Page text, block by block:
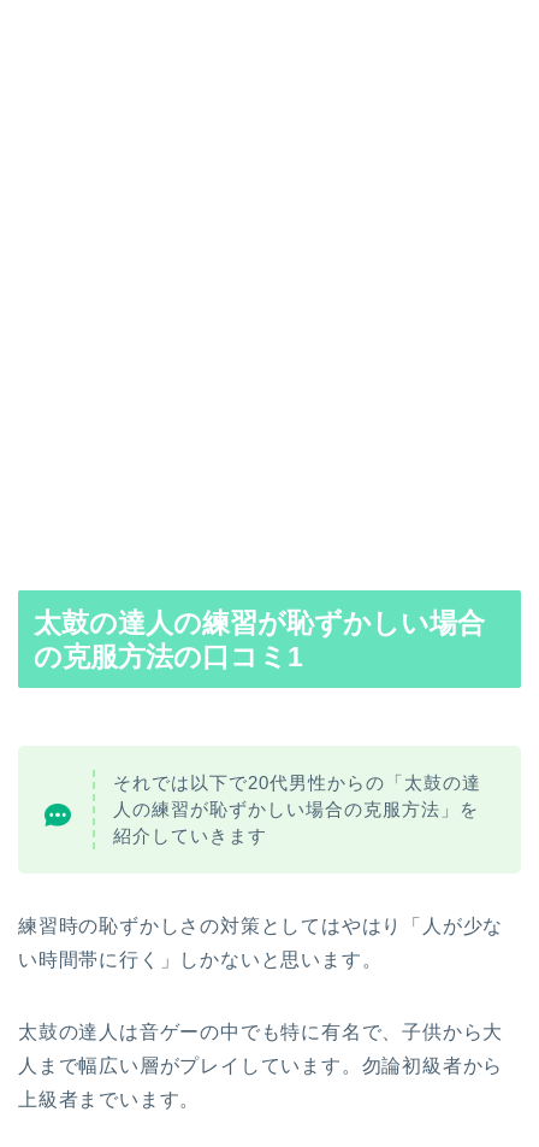
太鼓の達人の練習が恥ずかしい場合
の克服方法の口コミ1
それでは以下で20代男性からの「太鼓の達
人の練習が恥ずかしい場合の克服方法」を
紹介していきます
練習時の恥ずかしさの対策としてはやはり「人が少な
い時間帯に行く」しかないと思います。
太鼓の達人は音ゲーの中でも特に有名で、子供から大
人まで幅広い層がプレイしています。勿論初級者から
上級者までいます。